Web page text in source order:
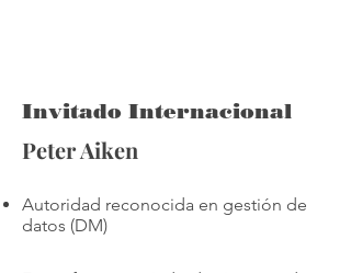
Invitado Internacional
Peter Aiken
Autoridad reconocida en gestión de
datos (DM)